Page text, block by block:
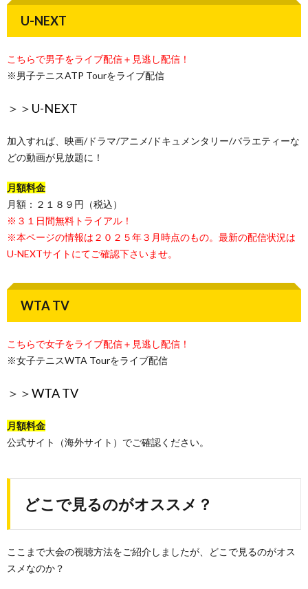
U-NEXT
こちらで男子をライブ配信＋見逃し配信！
※男子テニスATP Tourをライブ配信
＞＞ U-NEXT
加入すれば、映画/ドラマ/アニメ/ドキュメンタリー/バラエティーな
どの動画が見放題に！
月額料金
月額：２１８９円（税込）
※３１日間無料トライアル！
※本ページの情報は２０２５年３月時点のもの。最新の配信状況は
U-NEXTサイトにてご確認下さいませ。
WTA TV
こちらで女子をライブ配信＋見逃し配信！
※女子テニスWTA Tourをライブ配信
＞＞WTA TV
月額料金
公式サイト（海外サイト）でご確認ください。
どこで見るのがオススメ？
ここまで大会の視聴方法をご紹介しましたが、どこで見るのがオス
スメなのか？